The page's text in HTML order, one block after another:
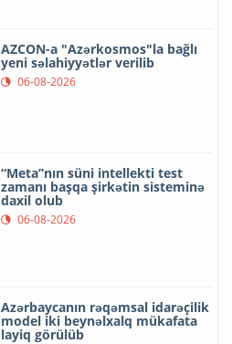
AZCON-a "Azərkosmos"la bağlı
yeni səlahiyyətlər verilib
06-08-2026
“Meta”nın süni intellekti test
zamanı başqa şirkətin sisteminə
daxil olub
06-08-2026
Azərbaycanın rəqəmsal idarəçilik
model iki beynəlxalq mükafata
layiq görülüb